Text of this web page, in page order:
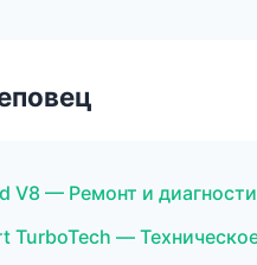
V8 — Ремонт и
TurboTech —